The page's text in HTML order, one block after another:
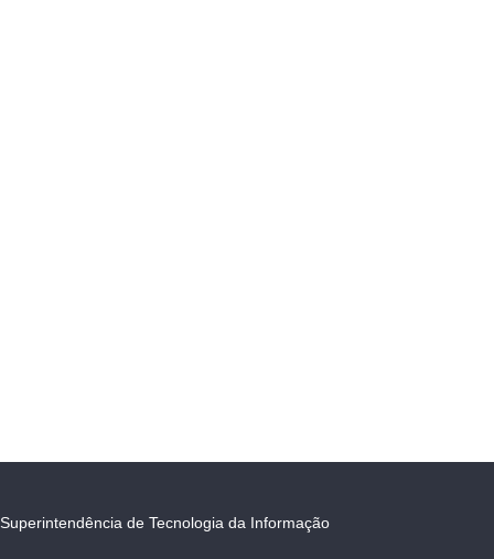
Superintendência de Tecnologia da Informação